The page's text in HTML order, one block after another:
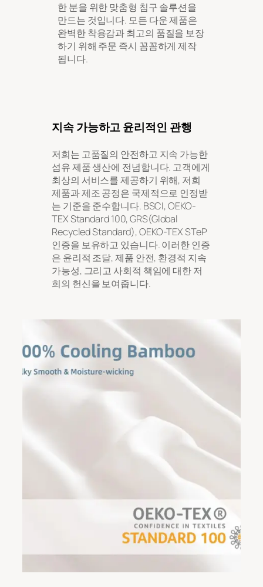
한 분을 위한 맞춤형 침구 솔루션을
만드는 것입니다. 모든 다운 제품은
완벽한 착용감과 최고의 품질을 보장
하기 위해 주문 즉시 꼼꼼하게 제작
됩니다.
지속 가능하고 윤리적인 관행
저희는 고품질의 안전하고 지속 가능한
섬유 제품 생산에 전념합니다. 고객에게
최상의 서비스를 제공하기 위해, 저희
제품과 제조 공정은 국제적으로 인정받
는 기준을 준수합니다. BSCI, OEKO-
TEX Standard 100, GRS(Global
Recycled Standard), OEKO-TEX STeP
인증을 보유하고 있습니다. 이러한 인증
은 윤리적 조달, 제품 안전, 환경적 지속
가능성, 그리고 사회적 책임에 대한 저
희의 헌신을 보여줍니다.